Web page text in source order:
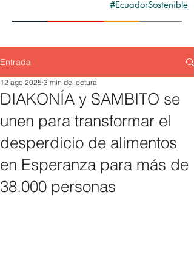
#EcuadorSostenible
Entrada
DIAKONÍA y SAMBITO se
unen para transformar el
desperdicio de alimentos
en Esperanza para más de
38.000 personas
12 ago 2025 3 min de lectura